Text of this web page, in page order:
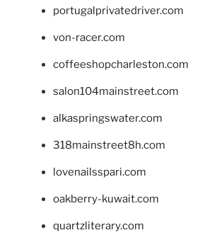
portugalprivatedriver.com
von-racer.com
coffeeshopcharleston.com
salon104mainstreet.com
alkaspringswater.com
318mainstreet8h.com
lovenailsspari.com
oakberry-kuwait.com
quartzliterary.com